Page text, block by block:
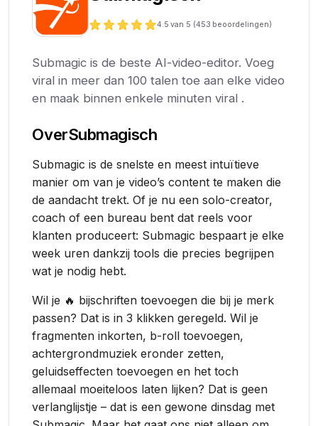
4.5 van 5 (453 beoordelingen)
Submagic is de beste AI-video-editor. Voeg
viral in meer dan 100 talen toe aan elke video
en maak binnen enkele minuten viral .
OverSubmagisch
Submagic is de snelste en meest intuïtieve
manier om van je video’s content te maken die
de aandacht trekt. Of je nu een solo-creator,
coach of een bureau bent dat reels voor
klanten produceert: Submagic bespaart je elke
week uren dankzij tools die precies begrijpen
wat je nodig hebt.
Wil je 🔥 bijschriften toevoegen die bij je merk
passen? Dat is in 3 klikken geregeld. Wil je
fragmenten inkorten, b-roll toevoegen,
achtergrondmuziek eronder zetten,
geluidseffecten toevoegen en het toch
allemaal moeiteloos laten lijken? Dat is geen
verlanglijstje – dat is een gewone dinsdag met